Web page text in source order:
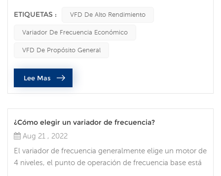
el puente rectificador después de eliminar el cortocircuito
voltaje de la red, si hay máquinas de soldadura e...
ETIQUETAS : VFD De Alto Rendimiento
Variador De Frecuencia Económico
VFD De Propósito General
Lee Mas
¿Cómo elegir un variador de frecuencia?
Aug 21 , 2022
El variador de frecuencia generalmente elige un motor de
4 niveles, el punto de operación de frecuencia base está